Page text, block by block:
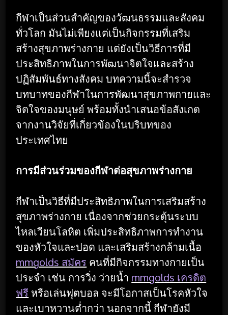
กีฬาเป็นส่วนสำคัญของวัฒนธรรมและสังคม
ทั่วโลก มันไม่เพียงแต่เป็นกิจกรรมที่เสริม
สร้างสุขภาพร่างกาย แต่ยังเป็นวิธีการที่มี
ประสิทธิภาพในการพัฒนาจิตใจและสร้าง
ปฏิสัมพันธ์ทางสังคม บทความนี้จะสำรวจ
บทบาทของกีฬาในการพัฒนาสุขภาพกายและ
จิตใจของมนุษย์ พร้อมทั้งนำเสนอข้อสังเกต
จากงานวิจัยที่เกี่ยวข้องในบริบทของ
ประเทศไทย
การมีส่วนร่วมของกีฬาต่อสุขภาพร่างกาย
กีฬาเป็นวิธีที่มีประสิทธิภาพในการเสริมสร้าง
สุขภาพร่างกาย เนื่องจากช่วยกระตุ้นระบบ
ไหลเวียนโลหิต เพิ่มประสิทธิภาพการทำงาน
ของหัวใจและปอด และเสริมสร้างกล้ามเนื้อ
mmgolds สมัคร คนที่มีกิจกรรมทางกายเป็น
ประจำ เช่น การวิ่ง ว่ายน้ำ mmgolds เครดิต
ฟรี หรือเล่นฟุตบอล จะมีโอกาสเป็นโรคหัวใจ
และเบาหวานต่ำกว่า นอกจากนี้ กีฬายังมี